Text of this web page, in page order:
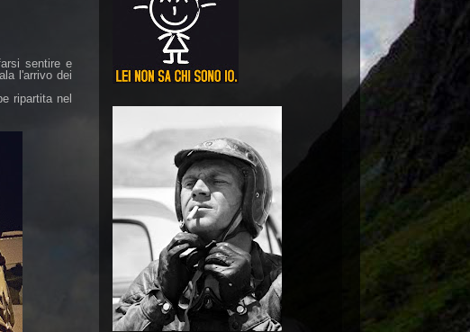
sentire e
l'arrivo dei
ripartita nel